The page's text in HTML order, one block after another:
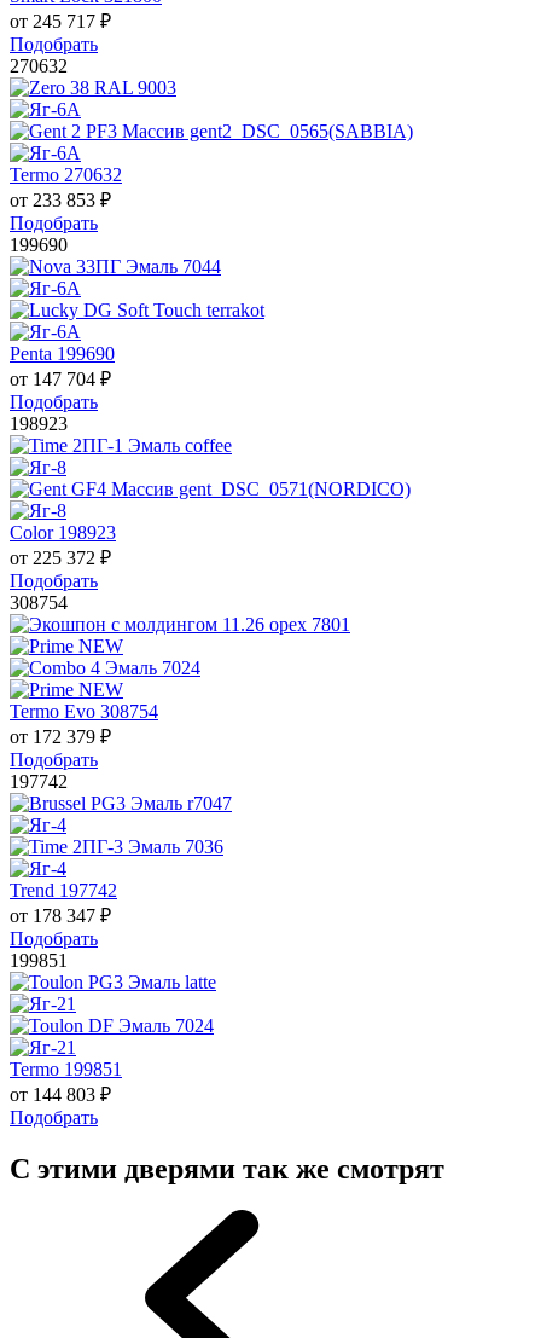
от 245 717 ₽
Подобрать
270632
Termo 270632
от 233 853 ₽
Подобрать
199690
Penta 199690
от 147 704 ₽
Подобрать
198923
Color 198923
от 225 372 ₽
Подобрать
308754
Termo Evo 308754
от 172 379 ₽
Подобрать
197742
Trend 197742
от 178 347 ₽
Подобрать
199851
Termo 199851
от 144 803 ₽
Подобрать
С этими дверями так же смотрят